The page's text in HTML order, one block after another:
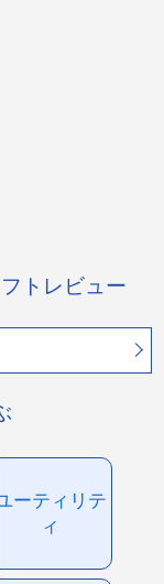
トレビュー
ーティリテ
ィ